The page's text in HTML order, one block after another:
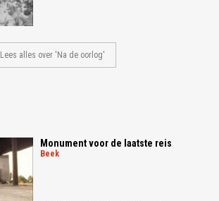
Lees alles over 'Na de oorlog'
Monument voor de laatste reis
beek